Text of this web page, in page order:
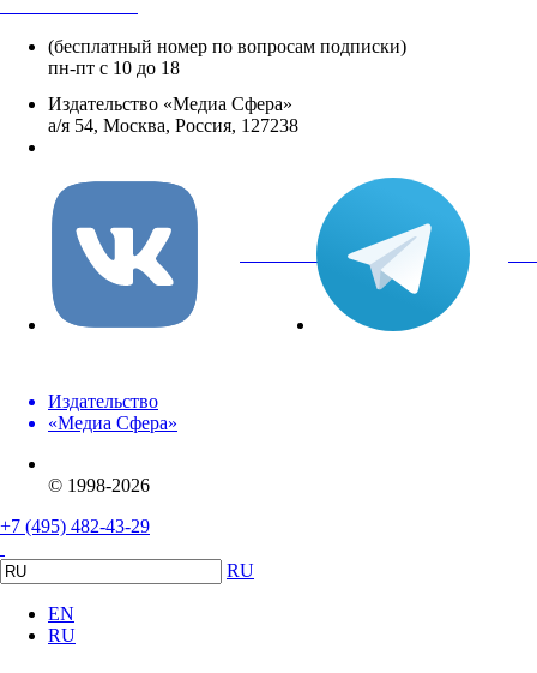
(бесплатный номер по вопросам подписки)
пн-пт с 10 до 18
Издательство «Медиа Сфера»
а/я 54, Москва, Россия, 127238
вКонтакте
Издательство
«Медиа Сфера»
© 1998-2026
+7 (495) 482-43-29
RU
EN
RU